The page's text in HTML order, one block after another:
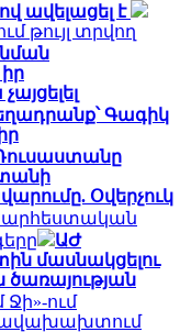
ավելացել է
թույլ տրվող
Գագիկ
Օվերչուկ
արհեստական
ԱԺ
մասնակցելու
Ջի»-ում